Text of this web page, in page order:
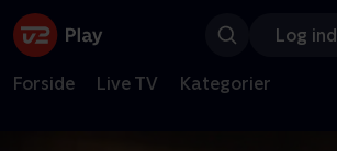
Log ind
Forside Live TV Kategorier